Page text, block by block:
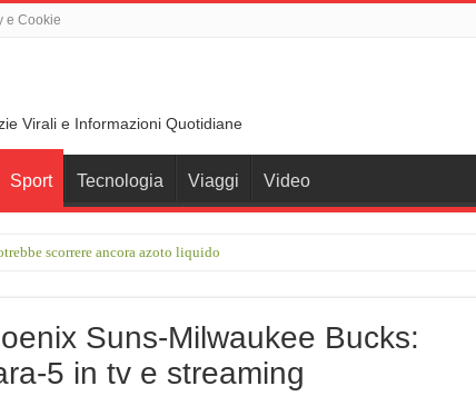
e Cookie
Virali e Informazioni Quotidiane
Sport Tecnologia Viaggi Video
scorrere ancora azoto liquido
d NASA e ASI trova le tracce di una teoria formulata 90 anni fa
Suns-Milwaukee Bucks:
5 in tv e streaming